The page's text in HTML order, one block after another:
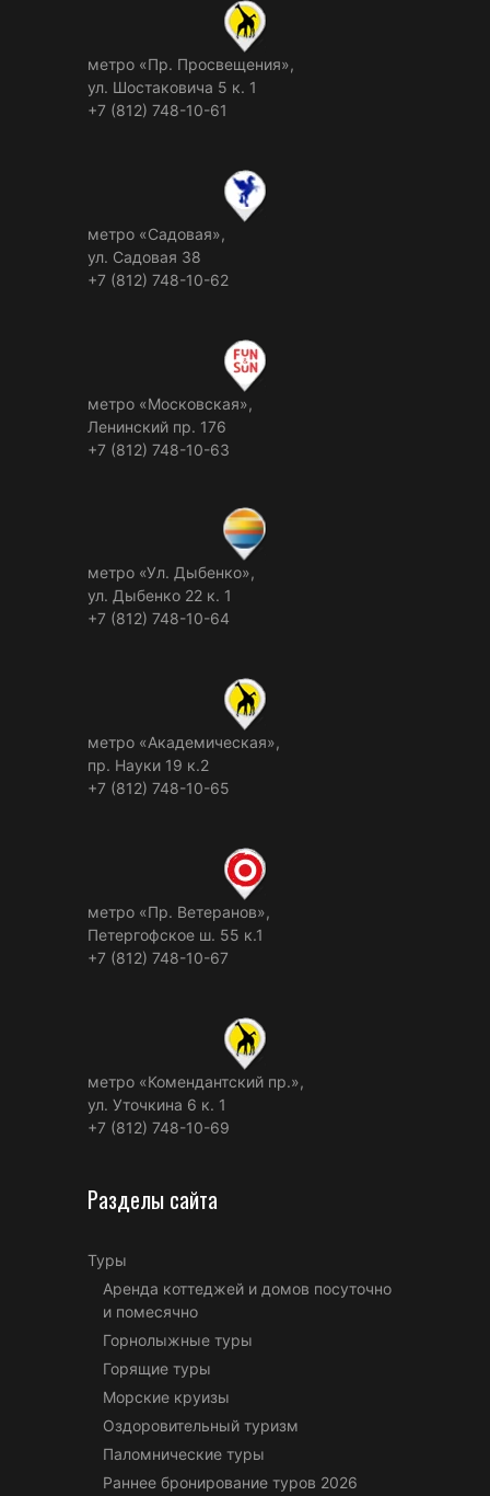
метро «Пр. Просвещения»,
ул. Шостаковича 5 к. 1
+7 (812) 748-10-61
метро «Садовая»,
ул. Садовая 38
+7 (812) 748-10-62
метро «Московская»,
Ленинский пр. 176
+7 (812) 748-10-63
метро «Ул. Дыбенко»,
ул. Дыбенко 22 к. 1
+7 (812) 748-10-64
метро «Академическая»,
пр. Науки 19 к.2
+7 (812) 748-10-65
метро «Пр. Ветеранов»,
Петергофское ш. 55 к.1
+7 (812) 748-10-67
метро «Комендантский пр.»,
ул. Уточкина 6 к. 1
+7 (812) 748-10-69
Разделы сайта
Туры
Аренда коттеджей и домов посуточно
и помесячно
Горнолыжные туры
Горящие туры
Морские круизы
Оздоровительный туризм
Паломнические туры
Раннее бронирование туров 2026